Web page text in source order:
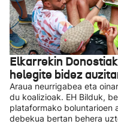
Elkarrekin
helegite bidez
Araua neurrigabea eta
du koalizioak. EH Bilduk,
plataformako boluntarioen
debekua bertan behera